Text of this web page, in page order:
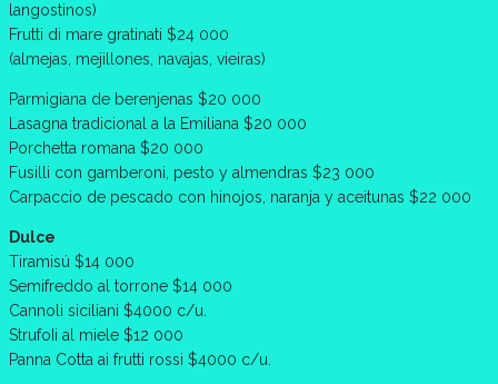
langostinos)
Frutti di mare gratinati $24 000
(almejas, mejillones, navajas, vieiras)
Parmigiana de berenjenas $20 000
Lasagna tradicional a la Emiliana $20 000
Porchetta romana $20 000
Fusilli con gamberoni, pesto y almendras $23 000
Carpaccio de pescado con hinojos, naranja y aceitunas $22 000
Dulce
Tiramisú $14 000
Semifreddo al torrone $14 000
Cannoli siciliani $4000 c/u.
StrufoIi al miele $12 000
Panna Cotta ai frutti rossi $4000 c/u.